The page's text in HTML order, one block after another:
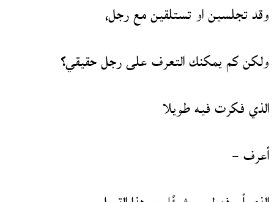
وقد تجلسين او تستلقين مع رجل،
ولكن كم يمكنك التعرف على رجل حقيقي؟
الذي فكرت فيه طويلا
أعرف –